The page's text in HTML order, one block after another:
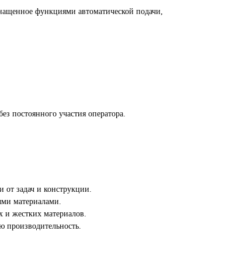
функциями автоматической подачи,
постоянного участия оператора.
от задач и конструкции.
материалами.
и жестких материалов.
производительность.